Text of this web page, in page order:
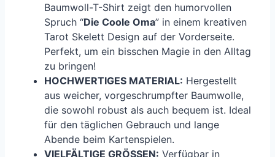
Baumwoll-T-Shirt zeigt den humorvollen
Spruch “Die Coole Oma” in einem kreativen
Tarot Skelett Design auf der Vorderseite.
Perfekt, um ein bisschen Magie in den Alltag
zu bringen!
HOCHWERTIGES MATERIAL: Hergestellt
aus weicher, vorgeschrumpfter Baumwolle,
die sowohl robust als auch bequem ist. Ideal
für den täglichen Gebrauch und lange
Abende beim Kartenspielen.
VIELFÄLTIGE GRÖSSEN: Verfügbar in